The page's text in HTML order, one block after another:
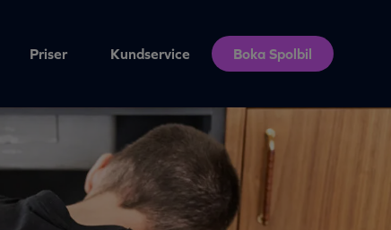
Priser Kundservice Boka Spolbil